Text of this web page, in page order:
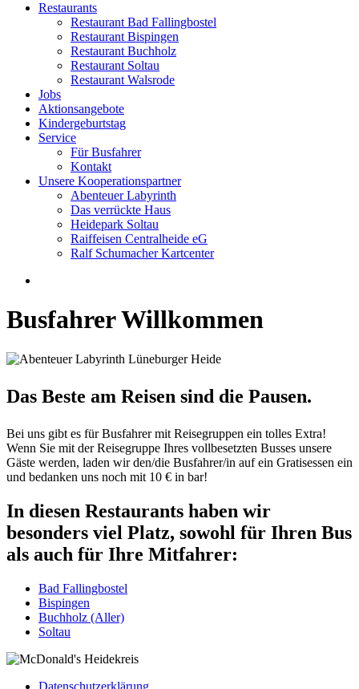
Restaurants
Restaurant Bad Fallingbostel
Restaurant Bispingen
Restaurant Buchholz
Restaurant Soltau
Restaurant Walsrode
Jobs
Aktionsangebote
Kindergeburtstag
Service
Für Busfahrer
Kontakt
Unsere Kooperationspartner
Abenteuer Labyrinth
Das verrückte Haus
Heidepark Soltau
Raiffeisen Centralheide eG
Ralf Schumacher Kartcenter
Busfahrer Willkommen
Das Beste am Reisen sind die Pausen.
Bei uns gibt es für Busfahrer mit Reisegruppen ein tolles Extra!
Wenn Sie mit der Reisegruppe Ihres vollbesetzten Busses unsere
Gäste werden, laden wir den/die Busfahrer/in auf ein Gratisessen ein
und bedanken uns noch mit 10 € in bar!
In diesen Restaurants haben wir
besonders viel Platz, sowohl für Ihren Bus
als auch für Ihre Mitfahrer:
Bad Fallingbostel
Bispingen
Buchholz (Aller)
Soltau
Datenschutzerklärung